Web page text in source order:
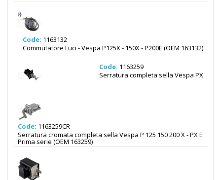
Code: 1163132
Commutatore Luci - Vespa P125X - 150X - P200E (OEM 163132)
Code: 1163259
Serratura completa sella Vespa PX
Code: 1163259CR
Serratura cromata completa sella Vespa P 125 150 200 X - PX E
Prima serie (OEM 163259)